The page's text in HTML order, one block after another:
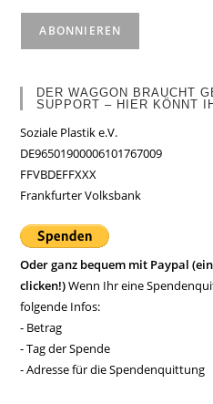
DER WAGGON BRAUCHT
SUPPORT – HIER KÖNNT
Soziale Plastik e.V.
DE96501900006101767009
FFVBDEFFXXX
Frankfurter Volksbank
Oder ganz bequem mit Paypal
clicken!)Wenn Ihr eine
folgende Infos:
- Betrag
- Tag der Spende
- Adresse für die Spendenquittung